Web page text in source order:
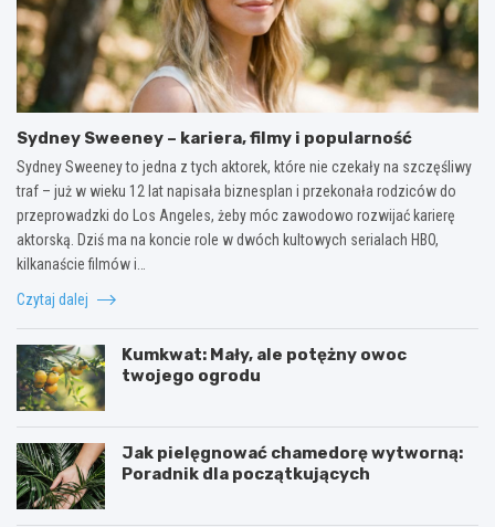
Sydney Sweeney – kariera, filmy i popularność
Sydney Sweeney to jedna z tych aktorek, które nie czekały na szczęśliwy
traf – już w wieku 12 lat napisała biznesplan i przekonała rodziców do
przeprowadzki do Los Angeles, żeby móc zawodowo rozwijać karierę
aktorską. Dziś ma na koncie role w dwóch kultowych serialach HBO,
kilkanaście filmów i…
Czytaj dalej
Kumkwat: Mały, ale potężny owoc
twojego ogrodu
Jak pielęgnować chamedorę wytworną:
Poradnik dla początkujących